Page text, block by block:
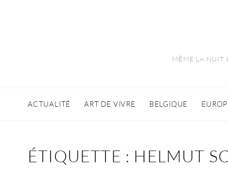
MÊME LA NUIT
ACTUALITÉ ART DE VIVRE BELGIQUE
ÉTIQUETTE : HELMUT